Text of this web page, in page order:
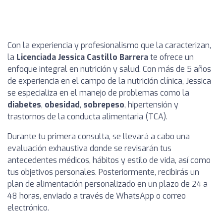
Con la experiencia y profesionalismo que la caracterizan,
la Licenciada Jessica Castillo Barrerate ofrece un
enfoque integral en nutrición y salud. Con más de 5 años
de experiencia en el campo de la nutrición clínica, Jessica
se especializa en el manejo de problemas como la
diabetes, obesidad, sobrepeso, hipertensión y
trastornos de la conducta alimentaria (TCA).
Durante tu primera consulta, se llevará a cabo una
evaluación exhaustiva donde se revisarán tus
antecedentes médicos, hábitos y estilo de vida, así como
tus objetivos personales. Posteriormente, recibirás un
plan de alimentación personalizado en un plazo de 24 a
48 horas, enviado a través de WhatsApp o correo
electrónico.